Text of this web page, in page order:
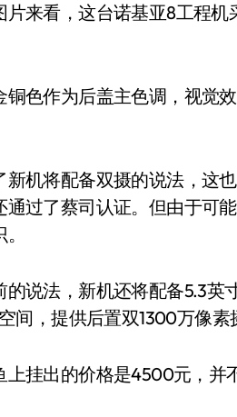
片来看，这台诺基亚8工程
铜色作为后盖主色调，视觉
新机将配备双摄的说法，这
通过了蔡司认证。但由于可
说法，新机还将配备5.3英
间，提供后置双1300万像素
上挂出的价格是4500元，